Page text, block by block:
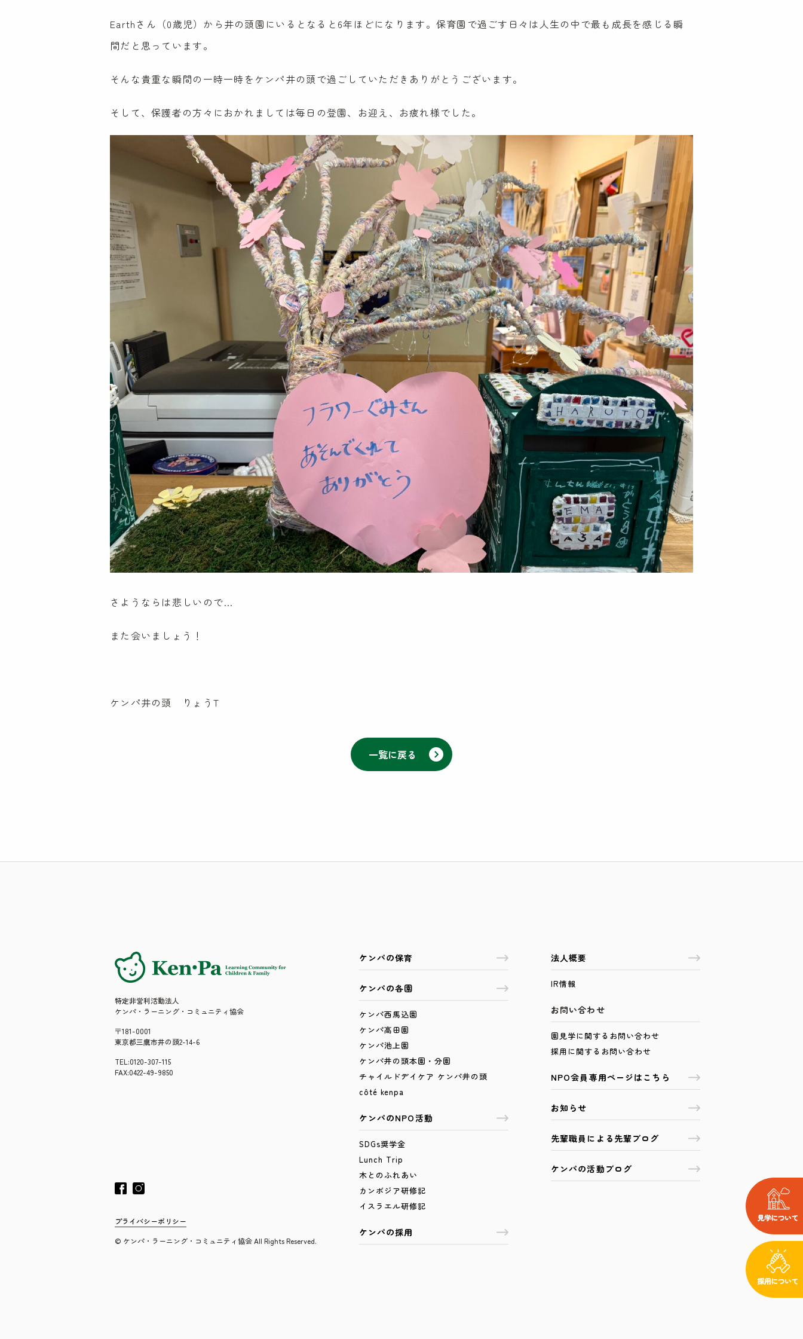
特定非営利活動法人
ケンパ・ラーニング・コミュニティ協会
〒181-0001
東京都三鷹市井の頭2-14-6
TEL:0120-307-115
FAX:0422-49-9850
プライバシーポリシー
ケンパの保育
ケンパの各園
ケンパ西馬込園
ケンパ高田園
ケンパ池上園
ケンパ井の頭本園・分園
チャイルドデイケア ケンパ井の頭
ケンパのNPO活動
SDGs奨学金
Lunch Trip
木とのふれあい
カンボジア研修記
ケンパの採用
法人概要
IR情報
お問い合わせ
園見学に関するお問い合わせ
採用に関するお問い合わせ
NPO会員専用ページはこちら
お知らせ
先輩職員による先輩ブログ
ケンパの活動ブログ
Earthさん（0歳児）から井の頭園にいるとなると6年ほどになります。保育園で過ごす日々は人生の中で最も成長を感じる瞬
間だと思っています。
そんな貴重な瞬間の一時一時をケンパ井の頭で過ごしていただきありがとうございます。
そして、保護者の方々におかれましては毎日の登園、お迎え、お疲れ様でした。
さようならは悲しいので…
また会いましょう！
ケンパ井の頭 りょうT
一覧に戻る
特定非営利活動法人
ケンパ・ラーニング・コミュニティ協会
〒181-0001
東京都三鷹市井の頭2-14-6
TEL:0120-307-115
FAX:0422-49-9850
プライバシーポリシー
© ケンパ・ラーニング・コミュニティ協会 All Rights Reserved.
ケンパの保育
ケンパの各園
ケンパ西馬込園
ケンパ高田園
ケンパ池上園
ケンパ井の頭本園・分園
チャイルドデイケア ケンパ井の頭
côté kenpa
ケンパのNPO活動
SDGs奨学金
Lunch Trip
木とのふれあい
カンボジア研修記
イスラエル研修記
ケンパの採用
法人概要
IR情報
お問い合わせ
園見学に関するお問い合わせ
採用に関するお問い合わせ
NPO会員専用ページはこちら
お知らせ
先輩職員による先輩ブログ
ケンパの活動ブログ